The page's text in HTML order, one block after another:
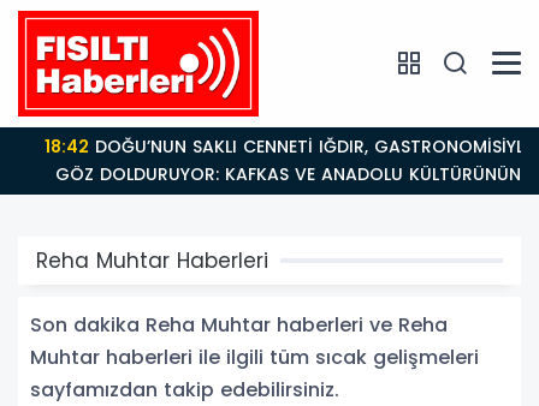
18:42DOĞU’NUN SAKLI CENNETİ IĞDIR, GASTRONOMİSİYLE
GÖZ DOLDURUYOR: KAFKAS VE ANADOLU KÜLTÜRÜNÜN
BULUŞMA NOKTASI
Reha Muhtar Haberleri
Son dakika Reha Muhtar haberleri ve Reha
Muhtar haberleri ile ilgili tüm sıcak gelişmeleri
sayfamızdan takip edebilirsiniz.